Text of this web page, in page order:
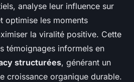
analyse leur influence sur
optimise les moments
la viralité positive. Cette
témoignages informels en
structurées, générant un
croissance organique durable.